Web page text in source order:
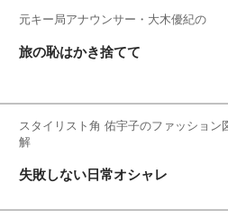
元キー局アナウンサー・大木優紀の
旅の恥はかき捨てて
スタイリスト角 佑宇子のファッション
解
失敗しない日常オシャレ